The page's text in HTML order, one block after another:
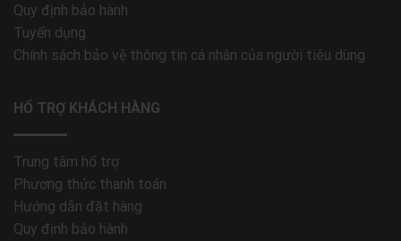
Quy định bảo hành
Tuyển dụng
Chính sách bảo vệ thông tin cá nhân của người tiêu dùng
HỔ TRỢ KHÁCH HÀNG
Trung tâm hổ trợ
Phương thức thanh toán
Hướng dẫn đặt hàng
Quy định bảo hành